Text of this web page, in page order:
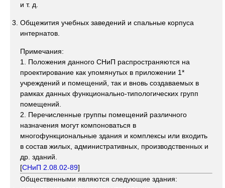
и т. д.
Общежития учебных заведений и спальные корпуса
интернатов.
Примечания:
1. Положения данного СНиП распространяются на
проектирование как упомянутых в приложении 1*
учреждений и помещений, так и вновь создаваемых в
рамках данных функционально-типологических групп
помещений.
2. Перечисленные группы помещений различного
назначения могут компоноваться в
многофункциональные здания и комплексы или входить
в состав жилых, административных, производственных и
др. зданий.
[СНиП 2.08.02-89]
Общественными являются следующие здания: